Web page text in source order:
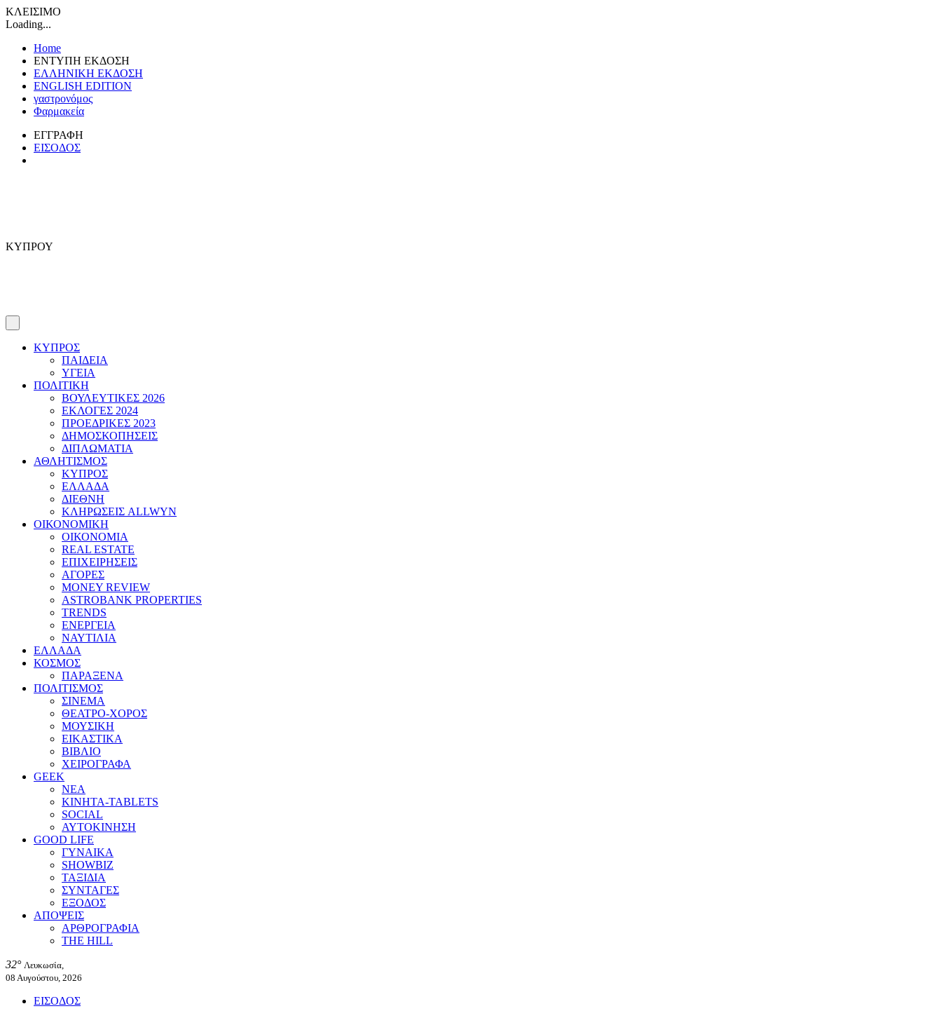
ΚΛΕΙΣΙΜΟ
Loading...
Home
ΕΝΤΥΠΗ ΕΚΔΟΣΗ
ΕΛΛΗΝΙΚΗ ΕΚΔΟΣΗ
ENGLISH EDITION
γαστρονόμος
Φαρμακεία
ΕΓΓΡΑΦΗ
ΕΙΣΟΔΟΣ
ΚΥΠΡΟΥ
ΚΥΠΡΟΣ
ΠΑΙΔΕΙΑ
ΥΓΕΙΑ
ΠΟΛΙΤΙΚΗ
ΒΟΥΛΕΥΤΙΚΕΣ 2026
ΕΚΛΟΓΕΣ 2024
ΠΡΟΕΔΡΙΚΕΣ 2023
ΔΗΜΟΣΚΟΠΗΣΕΙΣ
ΔΙΠΛΩΜΑΤΙΑ
ΑΘΛΗΤΙΣΜΟΣ
ΚΥΠΡΟΣ
ΕΛΛΑΔΑ
ΔΙΕΘΝΗ
ΚΛΗΡΩΣΕΙΣ ALLWYN
ΟΙΚΟΝΟΜΙΚΗ
ΟΙΚΟΝΟΜΙΑ
REAL ESTATE
ΕΠΙΧΕΙΡΗΣΕΙΣ
ΑΓΟΡΕΣ
MONEY REVIEW
ASTROBANK PROPERTIES
TRENDS
ΕΝΕΡΓΕΙΑ
ΝΑΥΤΙΛΙΑ
ΕΛΛΑΔΑ
ΚΟΣΜΟΣ
ΠΑΡΑΞΕΝΑ
ΠΟΛΙΤΙΣΜΟΣ
ΣΙΝΕΜΑ
ΘΕΑΤΡΟ-ΧΟΡΟΣ
ΜΟΥΣΙΚΗ
ΕΙΚΑΣΤΙΚΑ
ΒΙΒΛΙΟ
ΧΕΙΡΟΓΡΑΦΑ
GEEK
ΝΕΑ
ΚΙΝΗΤΑ-TABLETS
SOCIAL
ΑΥΤΟΚΙΝΗΣΗ
GOOD LIFE
ΓΥΝΑΙΚΑ
SHOWBIZ
ΤΑΞΙΔΙΑ
ΣΥΝΤΑΓΕΣ
ΕΞΟΔΟΣ
ΑΠΟΨΕΙΣ
ΑΡΘΡΟΓΡΑΦΙΑ
THE HILL
32° Λευκωσία,
08 Αυγούστου, 2026
ΕΙΣΟΔΟΣ